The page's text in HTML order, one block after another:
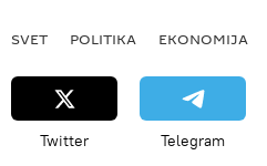
SVET POLITIKA EKONOMIJA
Twitter Telegram